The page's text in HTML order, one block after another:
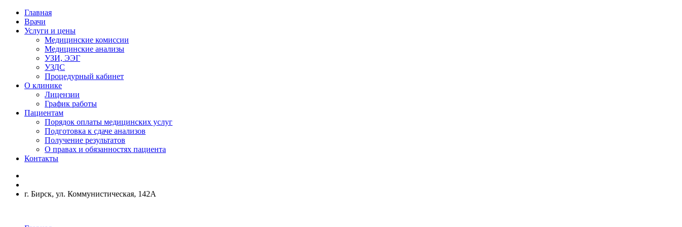
Главная
Врачи
Услуги и цены
Медицинские комиссии
Медицинские анализы
УЗИ, ЭЭГ
УЗДС
Процедурный кабинет
О клинике
Лицензии
График работы
Пациентам
Порядок оплаты медицинских услуг
Подготовка к сдаче анализов
Получение результатов
О правах и обязанностях пациента
Контакты
г. Бирск, ул. Коммунистическая, 142А